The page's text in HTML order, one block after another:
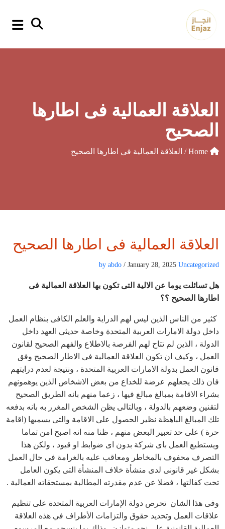
العلاقة العمالية فى اطارها
الصحيح
/ العلاقة العمالية فى اطارها الصحيح
العلاقة العمالية فى اطارها الصحيح
by abdo / January 28, 2025 Uncategorized
هل تسائلت يوما عن الالية التى تكون بها العلاقة العمالية فى
اطارها الصحيح ؟؟
كثير من الناس الذين ليس لهم الدراية والعلم الكافى بنظام العمل
داخل دولة الامارات العربية المتحدة وخاصة حديثى العهد داخل
الدولة ، الذين لم تتاح لهم الفرصة بالاطلاع والفهم الصحيح لقانون
العمل ، وكيف ان تكون العلاقة العمالية فى الاطار الصحيح وفق
قانون العمل بدولة الامارات العربية المتحدة ، ونتيجة لعدم درايتهم
فان ذلك يجعلهم عرضة للخداع من بعض الاشخاص الذين يوهمونهم
بشراء الاقامة بمبالغ مبالغ فيها ، زعما منهم بانه الطريق الصحيح
لتقنين وضعهم بالدولة ، وبالتالى يظن الشخص المغرر به بانه بدفعه
تلك المبالغ الباهظة نظير الحصول على الاقامة والتى يسميها (اقامة
حرة ) على حد تعبير البعض منهم ، ظنا منه انه اصبح امن تماما
ويستطيع العمل باى شركة بدون اى ضوابط او قيود ، ولكن هذا
التصرف محفوف بالمخاطر ومعاقب عليه بالغرامة فى حال العمل
بشكل غير قانونى لدى منشأة خلاف المنشأة التى يكون العامل
تحت كفالتها ، فضلا عن عدم مقدرته المطالبة بمستحقاته العمالية .
وفى هذا الشان تحرص دولة الإمارات العربية المتحدة على تنظيم
علاقات العمل وتحديد حقوق والتزامات الأطراف في هذه العلاقة